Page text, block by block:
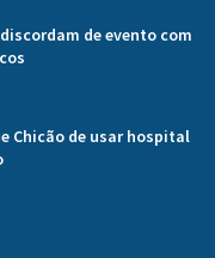
de evento com
Chicão de usar hospital